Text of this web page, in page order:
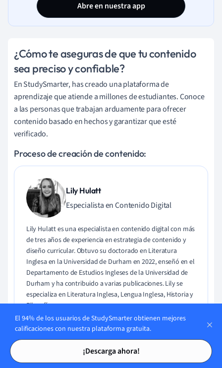
Tarjetas de estudio
Tarjetas de estudio
Abre en nuestra app
¿Cómo te aseguras de que tu contenido
sea preciso y confiable?
En StudySmarter, has creado una plataforma de
aprendizaje que atiende a millones de estudiantes. Conoce
a las personas que trabajan arduamente para ofrecer
contenido basado en hechos y garantizar que esté
verificado.
Proceso de creación de contenido:
Lily Hulatt
Especialista en Contenido Digital
Lily Hulatt es una especialista en contenido digital con más
de tres años de experiencia en estrategia de contenido y
diseño curricular. Obtuvo su doctorado en Literatura
Inglesa en la Universidad de Durham en 2022, enseñó en el
Departamento de Estudios Ingleses de la Universidad de
Durham y ha contribuido a varias publicaciones. Lily se
especializa en Literatura Inglesa, Lengua Inglesa, Historia y
Filosofía.
Conoce a Lily
El 94% de los usuarios de StudySmarter obtienen mejores
calificaciones con nuestra plataforma gratuita.
¡Descarga ahora!